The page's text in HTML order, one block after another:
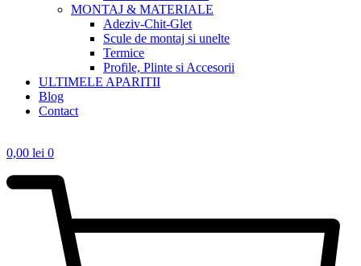
MONTAJ & MATERIALE
Adeziv-Chit-Glet
Scule de montaj si unelte
Termice
Profile, Plinte si Accesorii
ULTIMELE APARITII
Blog
Contact
0,00 lei 0